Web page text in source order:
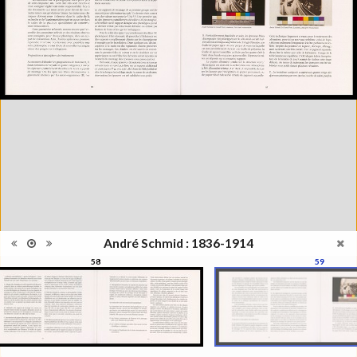
André Schmid : 1836-1914
58 59
janvier au 1er juin 1998
Catégorie
Monographie
Type de
reliure
Broché
Information
Noir & Blanc
Nombre de
120 pages